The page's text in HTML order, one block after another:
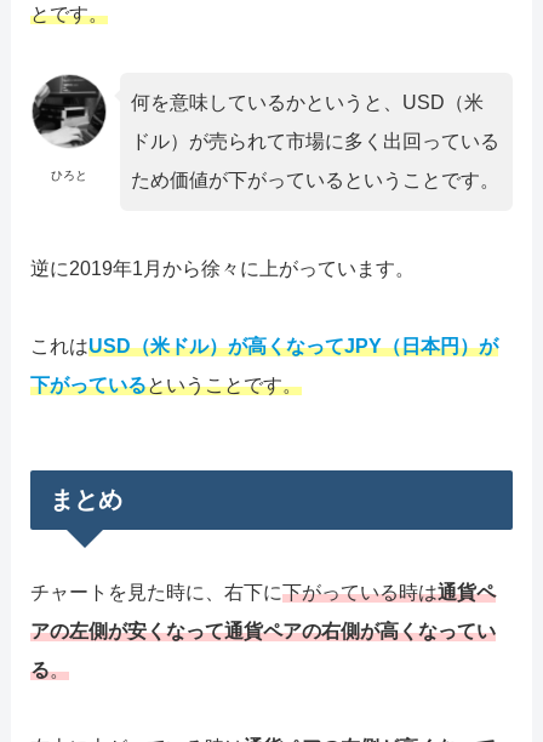
とです。
ひろと
何を意味しているかというと、USD（米
ドル）が売られて市場に多く出回っている
ため価値が下がっているということです。
逆に2019年1月から徐々に上がっています。
これはUSD（米ドル）が高くなってJPY（日本円）が
下がっているということです。
まとめ
チャートを見た時に、右下に下がっている時は通貨ペ
アの左側が安くなって通貨ペアの右側が高くなってい
る。